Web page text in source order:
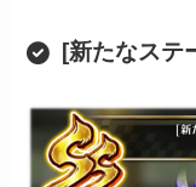
[新たなステ